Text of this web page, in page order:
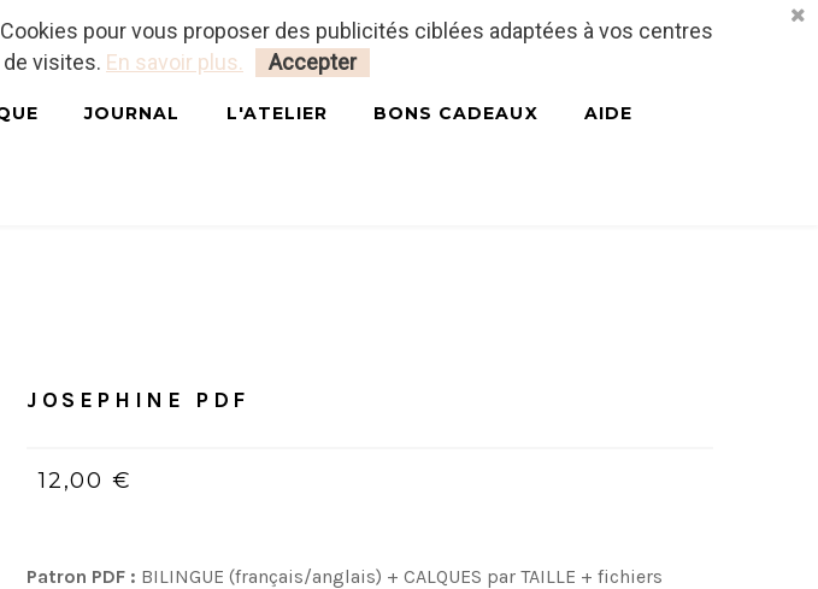
MON PANIER
CONNECTEZ-VOUS
JOURNAL L'ATELIER BONS CADEAUX AIDE
JOSEPHINE PDF
12,00 €
Patron PDF : BILINGUE (français/anglais) + CALQUES par TAILLE + fichiers
pour vous proposer des publicités ciblées adaptées à vos centres
visites. En savoir plus. Accepter